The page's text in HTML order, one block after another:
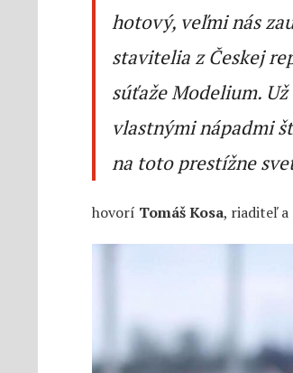
hotový, veľmi nás
stavitelia z Českej
súťaže Modelium.
vlastnými nápadmi
na toto prestížne
hovorí Tomáš Kosa, riaditeľ a